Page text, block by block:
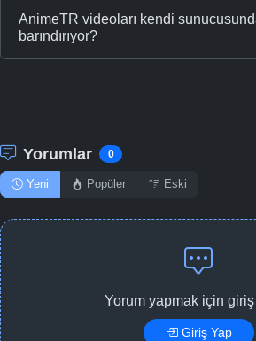
AnimeTR videoları kendi
barındırıyor?
Yorumlar 0
Yeni Popüler Eski
Yorum yapmak için giriş
Giriş Yap